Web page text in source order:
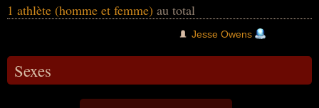
1 athlète (homme et femme) au total
Jesse Owens
Sexes